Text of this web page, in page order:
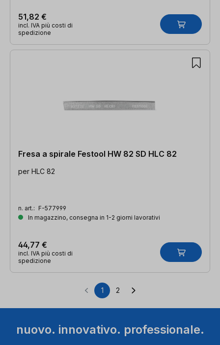
51,82 €
incl. IVA più costi di
spedizione
Fresa a spirale Festool HW 82 SD HLC 82
per HLC 82
n. art.: F-577999
In magazzino, consegna in 1-2 giorni lavorativi
44,77 €
incl. IVA più costi di
spedizione
Pagina
1 Pagina
2
nuovo. innovativo. professionale.